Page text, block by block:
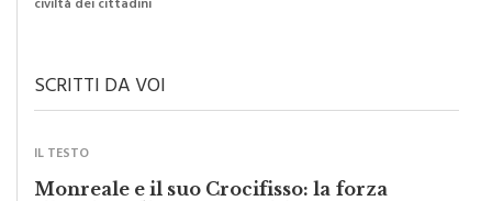
Monreale e il suo Crocifisso: la forza
silenziosa di una comunità